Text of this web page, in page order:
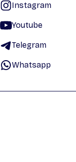
Instagram
Youtube
Telegram
Whatsapp